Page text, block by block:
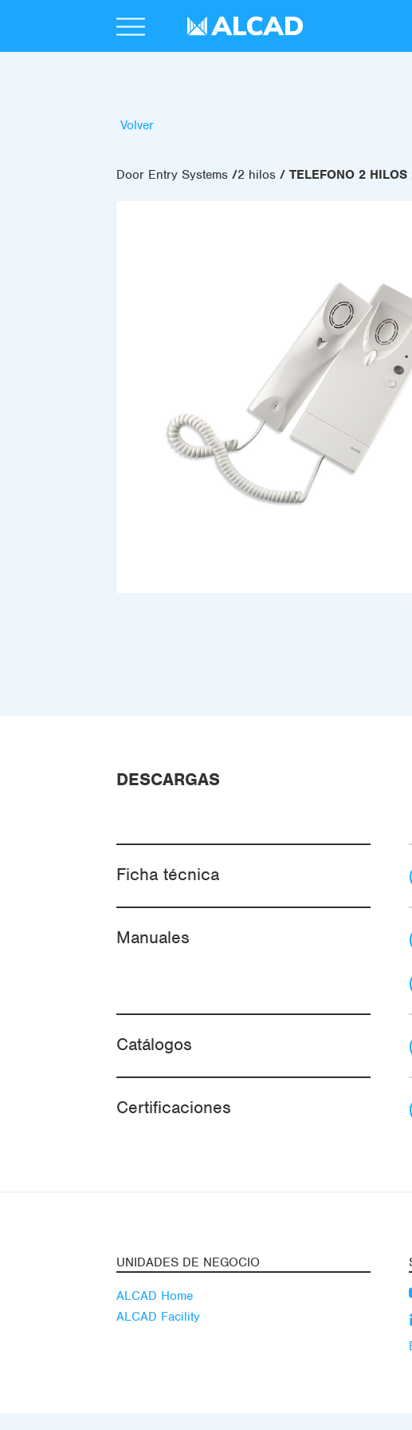
Volver
Door Entry Systems 2 hilos TELEFONO 2
DESCARGAS
Ficha técnica
Manuales
Catálogos
Certificaciones
UNIDADES DE NEGOCIO
ALCAD Home
ALCAD Facility